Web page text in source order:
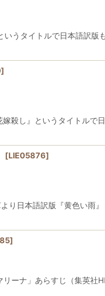
うタイトルで日本語訳
]
殺し』というタイトルで
[LIE05876]
り日本語訳版『黄色い雨
]
ナ」あらすじ（集英社